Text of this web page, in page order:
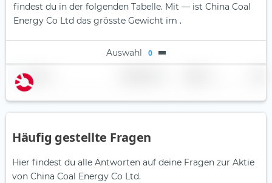
findest du in der folgenden Tabelle. Mit — ist China Coal
Energy Co Ltd das grösste Gewicht im .
Auswahl 0
Name
Häufig gestellte Fragen
Hier findest du alle Antworten auf deine Fragen zur Aktie
von China Coal Energy Co Ltd.